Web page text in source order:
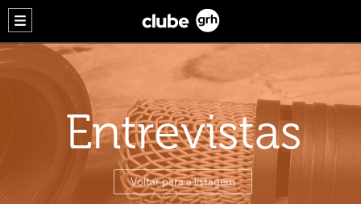
Entrevistas
Voltar para a listagem